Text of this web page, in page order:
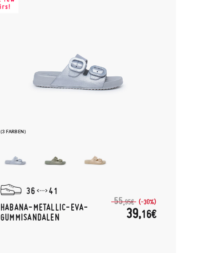
(3 FARBEN)
36
41
HABANA-METALLIC-EVA-
GUMMISANDALEN
55,95€ (-30%)
39,16€